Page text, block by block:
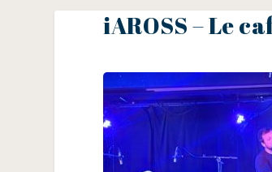
iAROSS – Le